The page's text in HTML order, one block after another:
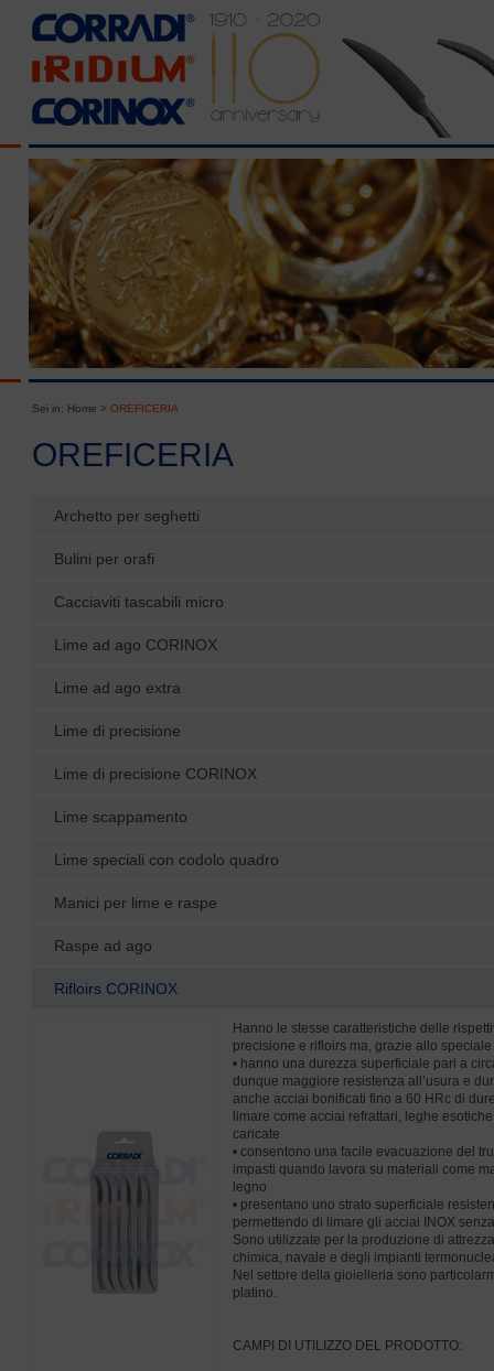
Sei in: Home > OREFICERIA
OREFICERIA
Archetto per seghetti
Bulini per orafi
Cacciaviti tascabili micro
Lime ad ago CORINOX
Lime ad ago extra
Lime di precisione
Lime di precisione CORINOX
Lime scappamento
Lime speciali con codolo quadro
Manici per lime e raspe
Raspe ad ago
Rifloirs CORINOX
Hanno le stesse caratteristiche delle
precisione e rifloirs ma, grazie allo
• hanno una durezza superficiale pari a
dunque maggiore resistenza all’usura e
anche acciai bonificati fino a 60 HRc di
limare come acciai refrattari, leghe
caricate
• consentono una facile evacuazione del
impasti quando lavora su materiali come
legno
• presentano uno strato superficiale
permettendo di limare gli acciai INOX
Sono utilizzate per la produzione di
chimica, navale e degli impianti
Nel settore della gioielleria sono
platino.
CAMPI DI UTILIZZO DEL PRODOTTO: